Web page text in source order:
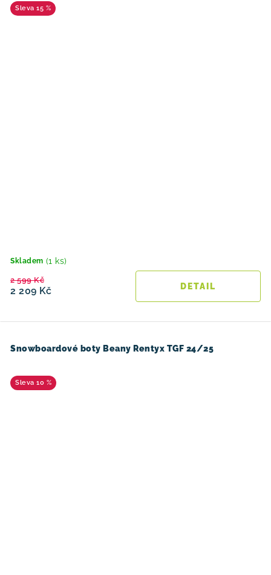
15 %
Skladem (1 ks)
2 209 Kč
2 599 Kč
Snowboardové boty Beany Rentyx TGF 24/25
10 %